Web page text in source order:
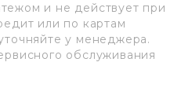
и не действует при
или по картам
у менеджера.
обслуживания